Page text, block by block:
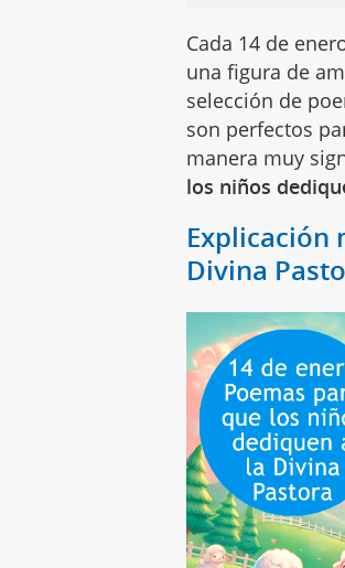
Cada 14 de
una figura de
selección de
son perfectos
manera muy
los niños
Explicación
Divina